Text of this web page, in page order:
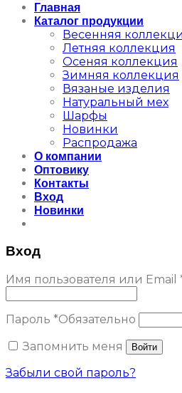
Главная
Каталог продукции
Весенняя
Летняя коллекция
Осеняя коллекция
Зимняя коллекция
Вязаные изделия
Натуральный мех
Шарфы
Новинки
Распродажа
О компании
Оптовику
Контакты
Вход
Новинки
Вход
Имя пользователя или Email
Пароль *Обязательно
Запомнить меня
Войти
Забыли свой пароль?